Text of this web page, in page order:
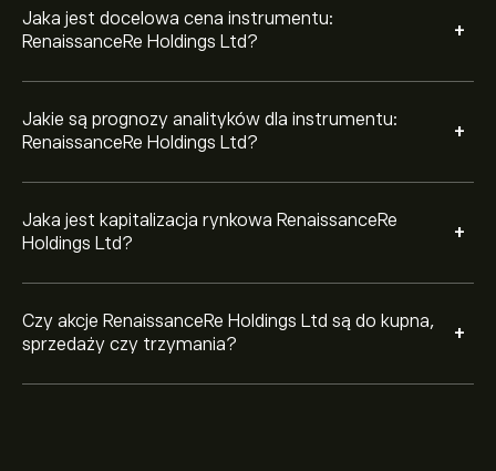
Jaka jest docelowa cena instrumentu:
RenaissanceRe Holdings Ltd?
+
Jakie są prognozy analityków dla instrumentu:
RenaissanceRe Holdings Ltd?
+
Jaka jest kapitalizacja rynkowa RenaissanceRe
Holdings Ltd?
+
Czy akcje RenaissanceRe Holdings Ltd są do kupna,
sprzedaży czy trzymania?
+